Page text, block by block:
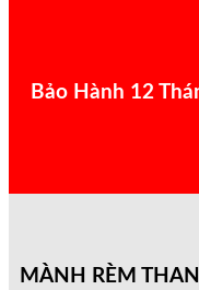
Bảo Hành 12
MÀNH RÈM